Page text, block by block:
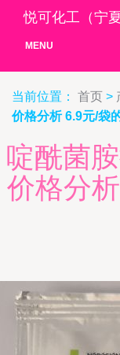
悦可化工（宁
MENU
当前位置： 首页 >
价格分析 6.9元/袋
啶酰菌
价格分